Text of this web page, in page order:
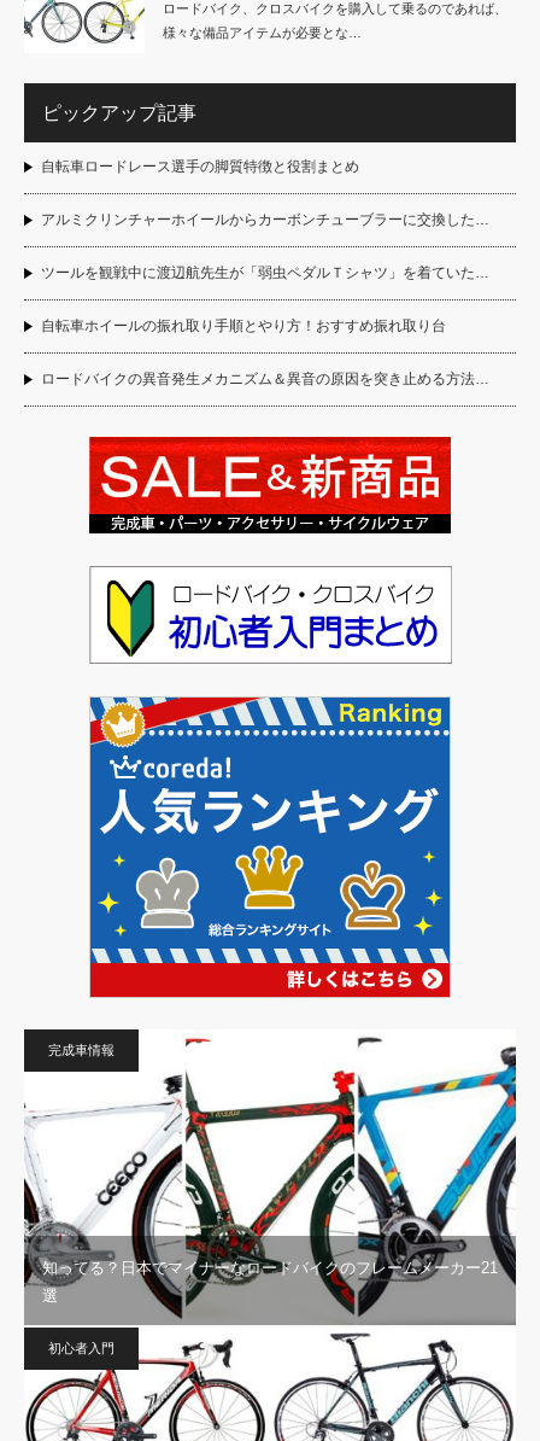
ロードバイク、クロスバイクを購入して乗るのであれば、
様々な備品アイテムが必要とな…
ピックアップ記事
自転車ロードレース選手の脚質特徴と役割まとめ
アルミクリンチャーホイールからカーボンチューブラーに交換した…
ツールを観戦中に渡辺航先生が「弱虫ペダルＴシャツ」を着ていた…
自転車ホイールの振れ取り手順とやり方！おすすめ振れ取り台
ロードバイクの異音発生メカニズム＆異音の原因を突き止める方法…
完成車情報
知ってる？日本でマイナーなロードバイクのフレームメーカー21
選
初心者入門